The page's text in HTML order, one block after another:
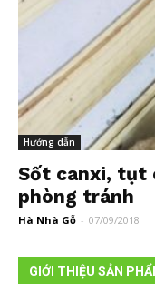
Hướng dẫn
Sốt canxi, tụt
phòng tránh
Hà Nhà Gỗ - 07/09/2018
GIỚI THIỆU SẢN